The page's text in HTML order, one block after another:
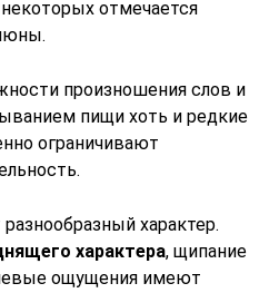
отмечается
произношения слов и
пищи хоть и редкие
ограничивают
характер.
характера, щипание
ощущения имеют